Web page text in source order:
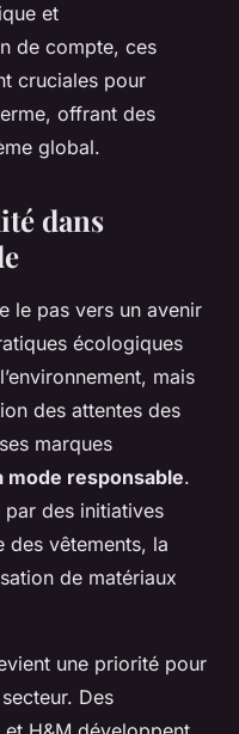
et
de compte, ces
cruciales pour
offrant des
global.
dans
le pas vers un avenir
écologiques
mais
des attentes des
marques
mode responsable.
par des initiatives
des vêtements, la
de matériaux
une priorité pour
Des